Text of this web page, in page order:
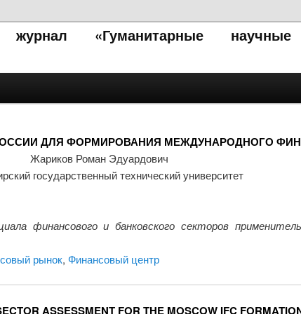
журнал «Гуманитарные научные
ДЛЯ ФОРМИРОВАНИЯ МЕЖДУНАРОДНОГО
Жариков Роман Эдуардович
государственный технический университет
финансового и банковского секторов
рынок, Финансовый центр
ASSESSMENT FOR THE MOSCOW IFC